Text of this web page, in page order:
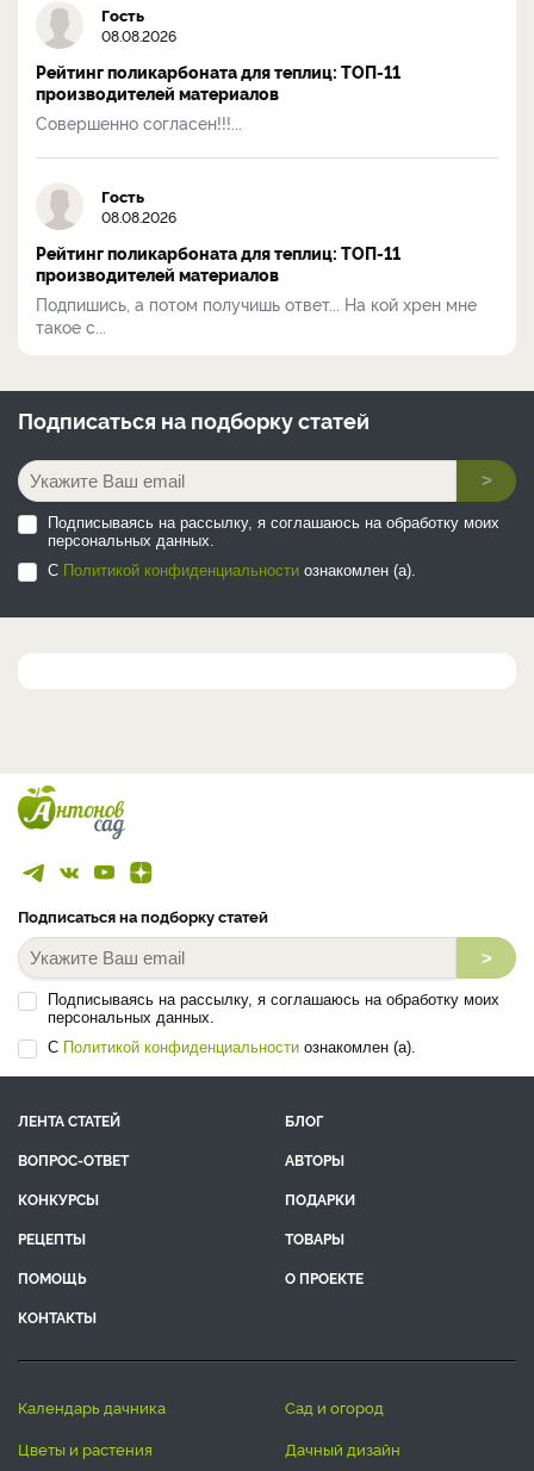
Гость
08.08.2026
Рейтинг поликарбоната для теплиц: ТОП-11
производителей материалов
Совершенно согласен!!!...
Гость
08.08.2026
Рейтинг поликарбоната для теплиц: ТОП-11
производителей материалов
Подпишись, а потом получишь ответ... На кой хрен мне
такое с...
Подписаться на подборку статей
>
Подписываясь на рассылку, я соглашаюсь на обработку моих
персональных данных.
С Политикой конфиденциальности ознакомлен (а).
Подписаться на подборку статей
>
Подписываясь на рассылку, я соглашаюсь на обработку моих
персональных данных.
С Политикой конфиденциальности ознакомлен (а).
ЛЕНТА СТАТЕЙ
БЛОГ
ВОПРОС-ОТВЕТ
АВТОРЫ
КОНКУРСЫ
ПОДАРКИ
РЕЦЕПТЫ
ТОВАРЫ
ПОМОЩЬ
О ПРОЕКТЕ
КОНТАКТЫ
календарь дачника
сад и огород
цветы и растения
дачный дизайн